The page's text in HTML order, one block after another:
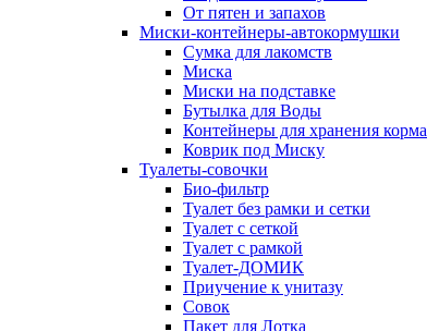
От пятен и запахов
Миски-контейнеры-автокормушки
Сумка для лакомств
Миска
Миски на подставке
Бутылка для Воды
Контейнеры для хранения корма
Коврик под Миску
Туалеты-совочки
Био-фильтр
Туалет без рамки и сетки
Туалет с сеткой
Туалет с рамкой
Туалет-ДОМИК
Приучение к унитазу
Совок
Пакет для Лотка